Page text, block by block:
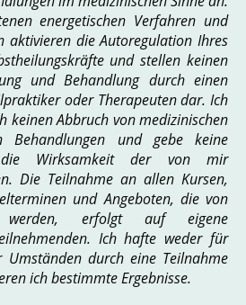
energetischen Verfahren und
aktivieren die Autoregulation Ihres
und stellen keinen
und Behandlung durch einen
oder Therapeuten dar. Ich
keinen Abbruch von medizinischen
Behandlungen und gebe keine
die Wirksamkeit der von mir
Die Teilnahme an allen Kursen,
und Angeboten, die von
erfolgt auf eigene
Ich hafte weder für
Umständen durch eine Teilnahme
ich bestimmte Ergebnisse.